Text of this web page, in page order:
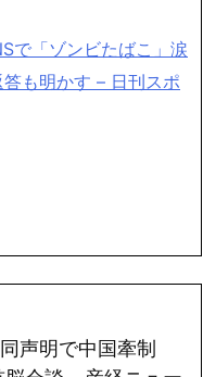
で「ゾンビたばこ」涙
も明かす – 日刊スポ
声明で中国牽制